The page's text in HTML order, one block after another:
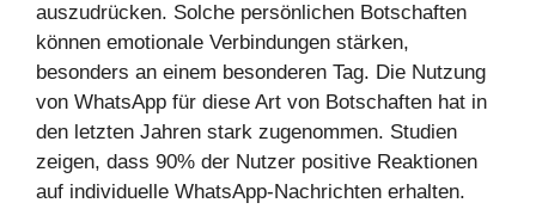
auszudrücken. Solche persönlichen Botschaften
können emotionale Verbindungen stärken,
besonders an einem besonderen Tag. Die Nutzung
von WhatsApp für diese Art von Botschaften hat in
den letzten Jahren stark zugenommen. Studien
zeigen, dass 90% der Nutzer positive Reaktionen
auf individuelle WhatsApp-Nachrichten erhalten.